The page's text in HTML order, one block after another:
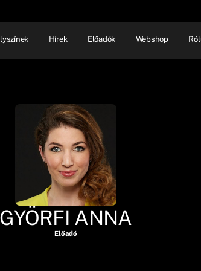
Hírek Előadók Webshop
GYÖRFI ANNA
Előadó